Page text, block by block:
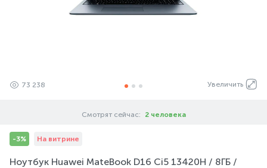
Увеличить
73 238
Смотрят сейчас: 2 человека
-3% На витрине
Ноутбук Huawei MateBook D16 Ci5 13420H / 8ГБ /